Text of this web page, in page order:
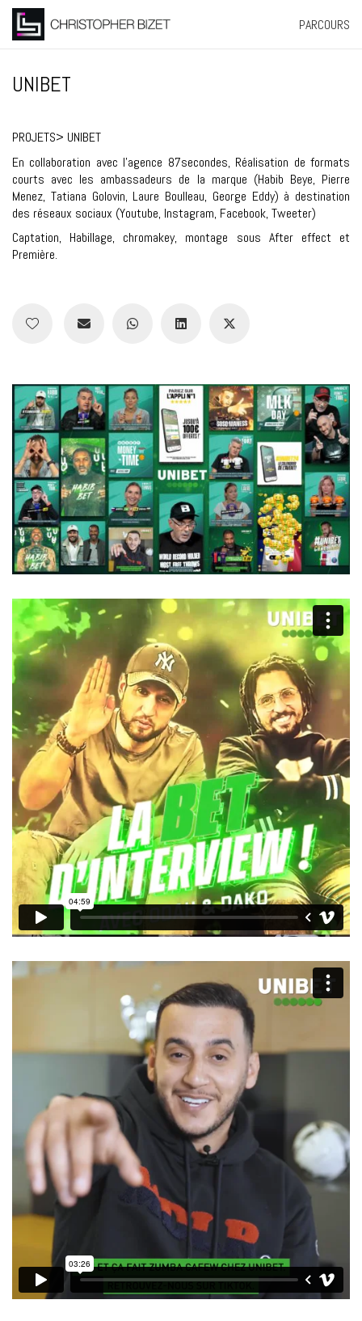
PARCOURS
UNIBET
PROJETS> UNIBET
En collaboration avec l’agence 87secondes, Réalisation de formats
courts avec les ambassadeurs de la marque (Habib Beye, Pierre
Menez, Tatiana Golovin, Laure Boulleau, George Eddy) à destination
des réseaux sociaux (Youtube, Instagram, Facebook, Tweeter)
Captation, Habillage, chromakey, montage sous After effect et
Première.